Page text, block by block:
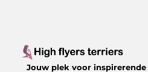
Jouw plek voor